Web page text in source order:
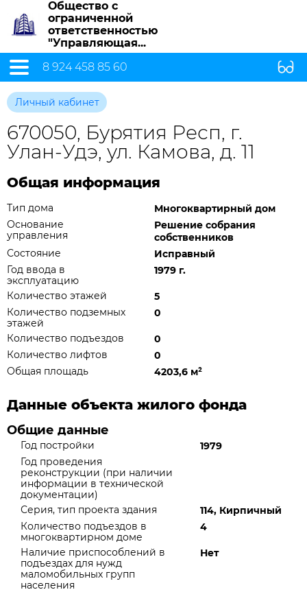
Общество с
ограниченной
ответственностью
"Управляющая...
8 924 458 85 60
Личный кабинет
670050, Бурятия Респ, г.
Улан-Удэ, ул. Камова, д. 11
Общая информация
Тип дома
Многоквартирный дом
Основание
управления
Решение собрания
собственников
Состояние
Исправный
Год ввода в
эксплуатацию
1979 г.
Количество этажей
5
Количество подземных
этажей
0
Количество подъездов
0
Количество лифтов
0
Общая площадь
4203,6 м²
Данные объекта жилого фонда
Общие данные
Год постройки
1979
Год проведения
реконструкции (при наличии
информации в технической
документации)
Серия, тип проекта здания
114, Кирпичный
Количество подъездов в
многоквартирном доме
4
Наличие приспособлений в
подъездах для нужд
маломобильных групп
населения
Нет